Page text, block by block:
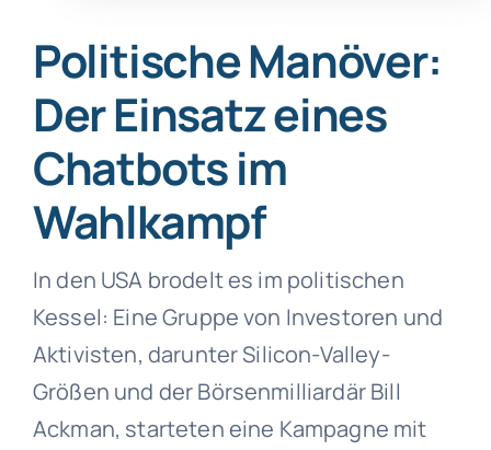
Politische Manöver:
Der Einsatz eines
Chatbots im
Wahlkampf
In den USA brodelt es im politischen
Kessel: Eine Gruppe von Investoren und
Aktivisten, darunter Silicon-Valley-
Größen und der Börsenmilliardär Bill
Ackman, starteten eine Kampagne mit